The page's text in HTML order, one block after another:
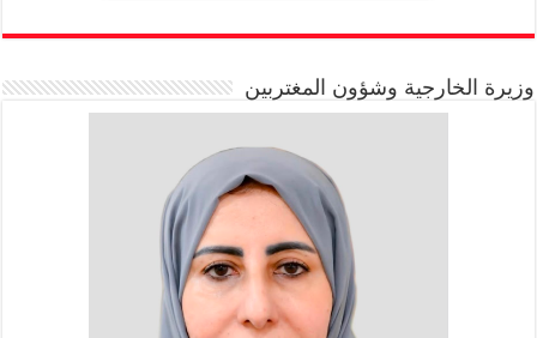
وزيرة الخارجية وشؤون المغتربين